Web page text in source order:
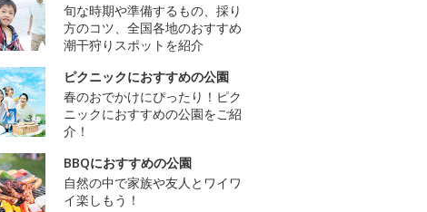
旬な時期や準備するもの、採り
方のコツ、全国各地のおすすめ
潮干狩りスポットを紹介
ピクニックにおすすめの公園
春のおでかけにぴったり！ピク
ニックにおすすめの公園をご紹
介！
BBQにおすすめの公園
自然の中で家族や友人とワイワ
イ楽しもう！